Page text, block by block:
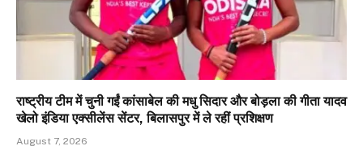
राष्ट्रीय टीम में चुनी गईं कांसाबेल की मधु सिदार और बोड़ला की गीता यादव
खेलो इंडिया एक्सीलेंस सेंटर, बिलासपुर में ले रहीं प्रशिक्षण
August 7, 2026